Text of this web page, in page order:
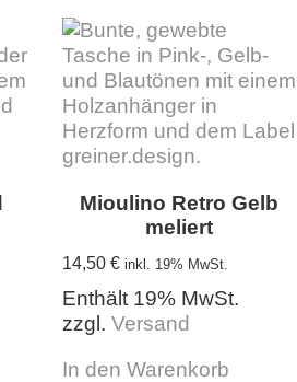
Mioulino Retro Gelb
meliert
14,50 € inkl. 19% MwSt.
Enthält 19% MwSt.
zzgl. Versand
In den Warenkorb